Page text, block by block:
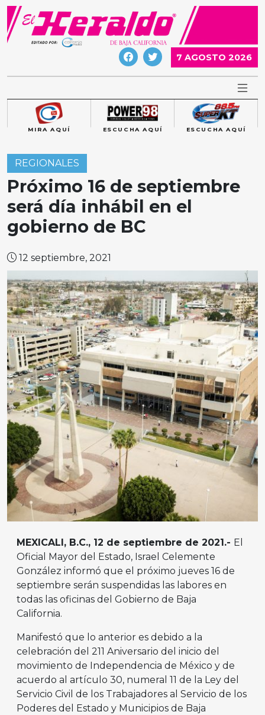
Skip
content
7 AGOSTO 2026
MIRA AQUÍ ESCUCHA AQUÍ ESCUCHA AQUÍ
REGIONALES
Próximo 16 de septiembre
será día inhábil en el
gobierno de BC
12 septiembre, 2021
MEXICALI, B.C., 12 de septiembre de 2021.- El
Oficial Mayor del Estado, Israel Celemente
González informó que el próximo jueves 16 de
septiembre serán suspendidas las labores en
todas las oficinas del Gobierno de Baja
California.
Manifestó que lo anterior es debido a la
celebración del 211 Aniversario del inicio del
movimiento de Independencia de México y de
acuerdo al artículo 30, numeral 11 de la Ley del
Servicio Civil de los Trabajadores al Servicio de los
Poderes del Estado y Municipios de Baja